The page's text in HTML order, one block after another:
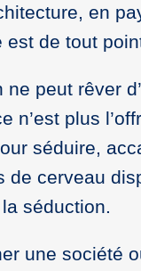
en
est de tout
ne peut rêver
n’est plus
séduire,
de cerveau
séduction.
une société